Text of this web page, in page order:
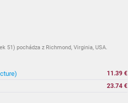
51) pochádza z Richmond, Virginia, USA.
11.39 €
23.74 €